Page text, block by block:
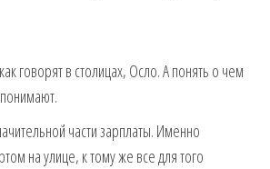
говорят в столицах, Осло. А понять о чем
части зарплаты. Именно
на улице, к тому же все для того